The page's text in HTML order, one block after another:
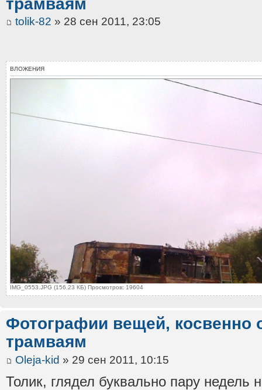
трамваям
tolik-82 » 28 сен 2011, 23:05
ВЛОЖЕНИЯ
IMG_0553.JPG (156.23 КБ) Просмотров: 19604
Фотографии вещей, косвенно
трамваям
Oleja-kid » 29 сен 2011, 10:15
Толик, глядел буквально пару